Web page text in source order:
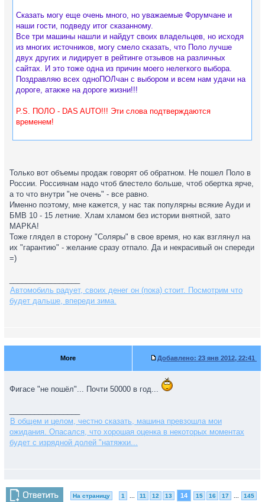
Сказать могу еще очень много, но уважаемые Форумчане и
наши гости, подведу итог сказанному.
Все три машины нашли и найдут своих владельцев, но исходя
из многих источников, могу смело сказать, что Поло лучше
двух других и лидирует в рейтинге отзывов на различных
сайтах. И это тоже одна из причин моего нелегкого выбора.
Поздравляю всех одноПОЛчан с выбором и всем нам удачи на
дороге, атакже на дороге жизни!!!
P.S. ПОЛО - DAS AUTO!!! Эти слова подтверждаются
временем!
С уважением ВАШ участник форума DOCTOR!
Только вот объемы продаж говорят об обратном. Не пошел Поло в
России. Россиянам надо чтоб блестело больше, чтоб обертка ярче,
а то что внутри "не очень" - все равно.
Именно поэтому, мне кажется, у нас так популярны всякие Ауди и
БМВ 10 - 15 летние. Хлам хламом без истории внятной, зато
МАРКА!
Тоже глядел в сторону "Соляры" в свое время, но как взглянул на
их "гарантию" - желание сразу отпало. Да и некрасивый он спереди
=)
Автомобиль радует, своих денег он (пока) стоит. Посмотрим что
будет дальше, впереди зима.
More Добавлено: 23 янв 2012, 22:41
Фигасе "не пошёл"... Почти 50000 в год...
В общем и целом, честно сказать, машина превзошла мои
ожидания. Опасался, что хорошая оценка в некоторых моментах
будет с изрядной долей "натяжки...
На страницу 1 11 12 13 14 15 16 17 145